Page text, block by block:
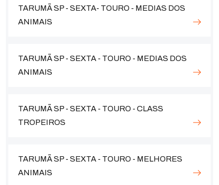
TARUMÃ SP - SEXTA- TOURO - MEDIAS DOS
ANIMAIS
TARUMÃ SP - SEXTA - TOURO - MEDIAS DOS
ANIMAIS
TARUMÃ SP - SEXTA - TOURO - CLASS
TROPEIROS
TARUMÃ SP - SEXTA - TOURO - MELHORES
ANIMAIS